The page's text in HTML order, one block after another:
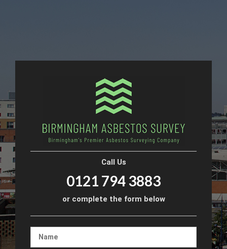
Call Us
0121 794 3883
or complete the form below